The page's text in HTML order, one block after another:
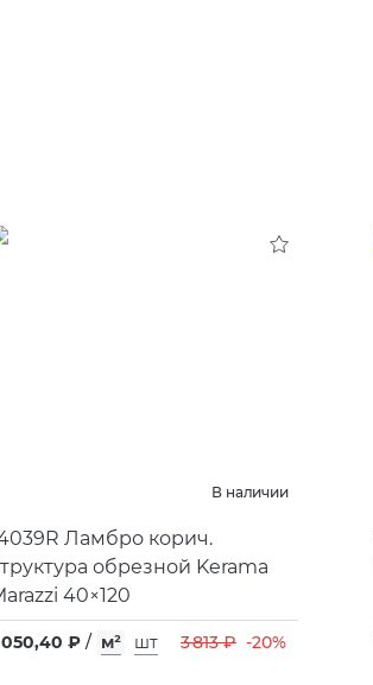
В наличии
Ламбро корич.
обрезной Kerama
40×120
050,40 ₽ / м² шт 3 813 ₽ -20%